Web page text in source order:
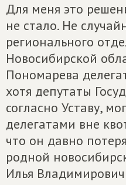
Для меня это
не стало. Не
регионального
Новосибирской
Пономарева
хотя депутаты
согласно Уставу,
делегатами вне
что он давно
родной
Илья